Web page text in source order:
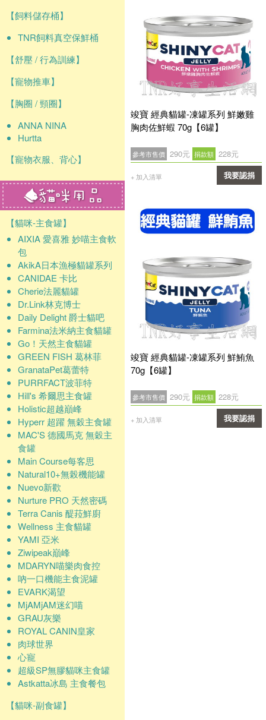
【飼料儲存桶】
TNR飼料真空保鮮桶
【舒壓 / 行為訓練】
【寵物推車】
【胸圈 / 頸圈】
ANNA NINA
Hurtta
【寵物衣服、背心】
【貓咪-主食罐】
AIXIA 愛喜雅 妙喵主食軟
包
AkikA日本漁極貓罐系列
CANIDAE 卡比
Cherie法麗貓罐
Dr.Link林克博士
Daily Delight 爵士貓吧
Farmina法米納主食貓罐
Go！天然主食貓罐
GREEN FISH 葛林菲
GranataPet葛蕾特
PURRFACT波菲特
Hill's 希爾思主食罐
Holistic超越巔峰
Hyperr 超躍 無穀主食罐
MAC'S 德國馬克 無穀主
食罐
Main Course每客思
Natural10+無榖機能罐
Nuevo新歡
Nurture PRO 天然密碼
Terra Canis 醍菈鮮廚
Wellness 主食貓罐
YAMI 亞米
Ziwipeak巔峰
MDARYN喵樂肉食控
吶一口機能主食泥罐
EVARK渴望
MjAMjAM迷幻喵
GRAU灰樂
ROYAL CANIN皇家
肉球世界
心寵
超級SP無膠貓咪主食罐
Astkatta冰島 主食餐包
【貓咪-副食罐】
竣寶 經典貓罐-凍罐系列 鮮嫩雞
胸肉佐鮮蝦 70g【6罐】
參考市售價 290元 捐款額 228元
+ 加入清單 我要認捐
竣寶 經典貓罐-凍罐系列 鮮鮪魚
70g【6罐】
參考市售價 290元 捐款額 228元
+ 加入清單 我要認捐